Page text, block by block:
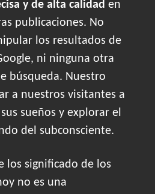
y de alta calidad en
publicaciones. No
los resultados de
ni ninguna otra
búsqueda. Nuestro
a nuestros visitantes a
sueños y explorar el
del subconsciente.
los significado de los
no es una